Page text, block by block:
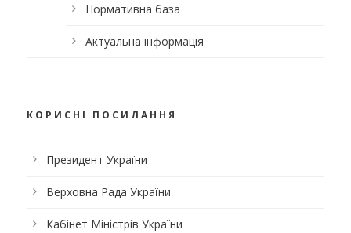
Нормативна база
Актуальна інформація
КОРИСНІ ПОСИЛАННЯ
Президент України
Верховна Рада України
Кабінет Міністрів України